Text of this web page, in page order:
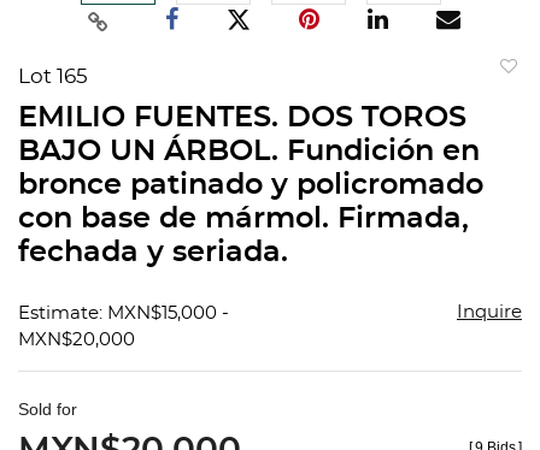
Lot 165
EMILIO FUENTES. DOS TOROS
BAJO UN ÁRBOL. Fundición en
bronce patinado y policromado
con base de mármol. Firmada,
fechada y seriada.
Estimate: MXN$15,000 -
MXN$20,000
Inquire
Sold for